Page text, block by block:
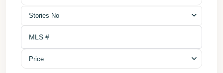
Stories No
Price